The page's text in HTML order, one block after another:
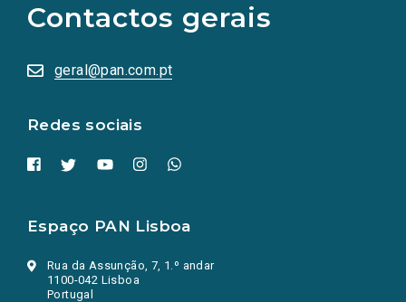
Contactos gerais
geral@pan.com.pt
Redes sociais
redes
sociais
numa
nova
Espaço PAN Lisboa
Rua da Assunção, 7, 1.º andar
1100-042 Lisboa
Portugal